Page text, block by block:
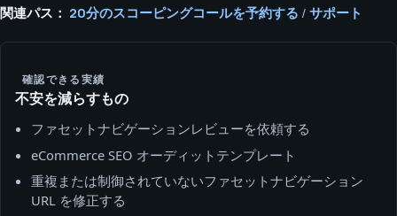
関連パス： 20分のスコーピングコールを予約する / サポート
確認できる実績
不安を減らすもの
ファセットナビゲーションレビューを依頼する
eCommerce SEO オーディットテンプレート
重複または制御されていないファセットナビゲーション
URL を修正する